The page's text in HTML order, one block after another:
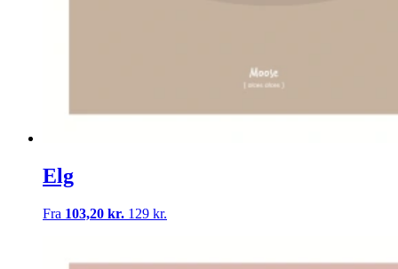
Elg
Fra 103,20 kr. 129 kr.